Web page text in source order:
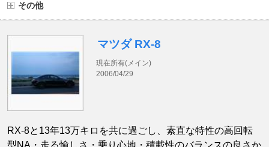
その他
マツダ RX-8
現在所有(メイン)
2006/04/29
RX-8と13年13万キロを共に過ごし、素直な特性の高回転